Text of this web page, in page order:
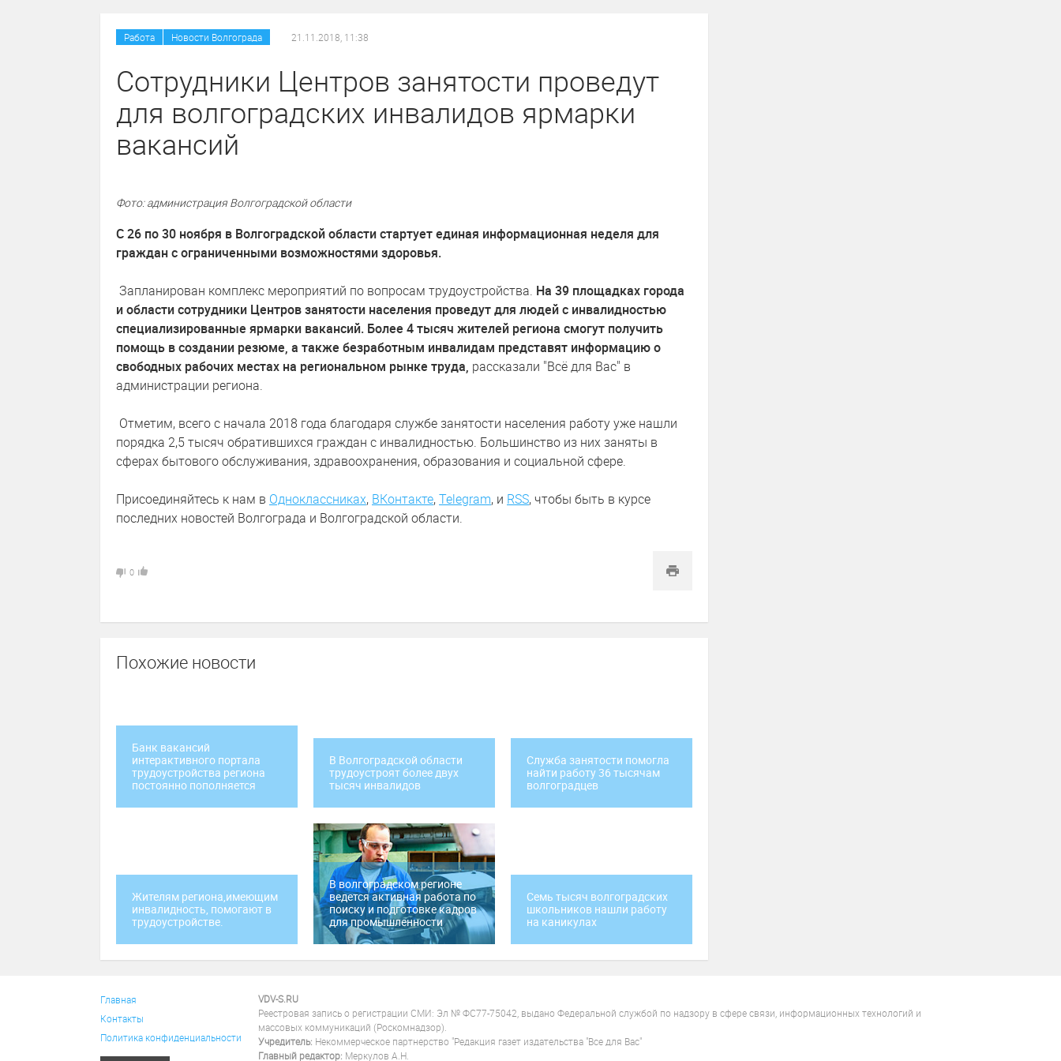
Работа Новости Волгограда 21.11.2018, 11:38
Сотрудники Центров занятости проведут
для волгоградских инвалидов ярмарки
вакансий
Фото: администрация Волгоградской области
С 26 по 30 ноября в Волгоградской области стартует единая информационная неделя для
граждан с ограниченными возможностями здоровья.
Запланирован комплекс мероприятий по вопросам трудоустройства. На 39 площадках города
и области сотрудники Центров занятости населения проведут для людей с инвалидностью
специализированные ярмарки вакансий. Более 4 тысяч жителей региона смогут получить
помощь в создании резюме, а также безработным инвалидам представят информацию о
свободных рабочих местах на региональном рынке труда, рассказали "Всё для Вас" в
администрации региона.
Отметим, всего с начала 2018 года благодаря службе занятости населения работу уже нашли
порядка 2,5 тысяч обратившихся граждан с инвалидностью. Большинство из них заняты в
сферах бытового обслуживания, здравоохранения, образования и социальной сфере.
Присоединяйтесь к нам в Одноклассниках, ВКонтакте,Telegram, и RSS, чтобы быть в курсе
последних новостей Волгограда и Волгоградской области.
0
Похожие новости
Банк вакансий
интерактивного портала
трудоустройства региона
постоянно пополняется
В Волгоградской области
трудоустроят более двух
тысяч инвалидов
Служба занятости помогла
найти работу 36 тысячам
волгоградцев
Жителям региона,имеющим
инвалидность, помогают в
трудоустройстве.
В волгоградском регионе
ведется активная работа по
поиску и подготовке кадров
для промышленности
Семь тысяч волгоградских
школьников нашли работу
на каникулах
Главная
Контакты
Политика конфиденциальности
VDV-S.RU
Реестровая запись о регистрации СМИ: Эл № ФС77-75042, выдано Федеральной службой по надзору в сфере связи, информационных технологий и
массовых коммуникаций (Роскомнадзор).
Учредитель: Некоммерческое партнерство "Редакция газет издательства "Все для Вас"
Главный редактор: Меркулов А.Н.